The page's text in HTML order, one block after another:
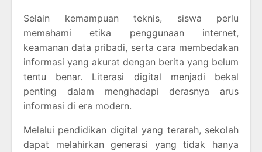
Selain kemampuan teknis, siswa perlu
memahami etika penggunaan internet,
keamanan data pribadi, serta cara membedakan
informasi yang akurat dengan berita yang belum
tentu benar. Literasi digital menjadi bekal
penting dalam menghadapi derasnya arus
informasi di era modern.
Melalui pendidikan digital yang terarah, sekolah
dapat melahirkan generasi yang tidak hanya